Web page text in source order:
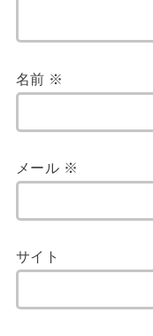
名前 ※
メール ※
サイト